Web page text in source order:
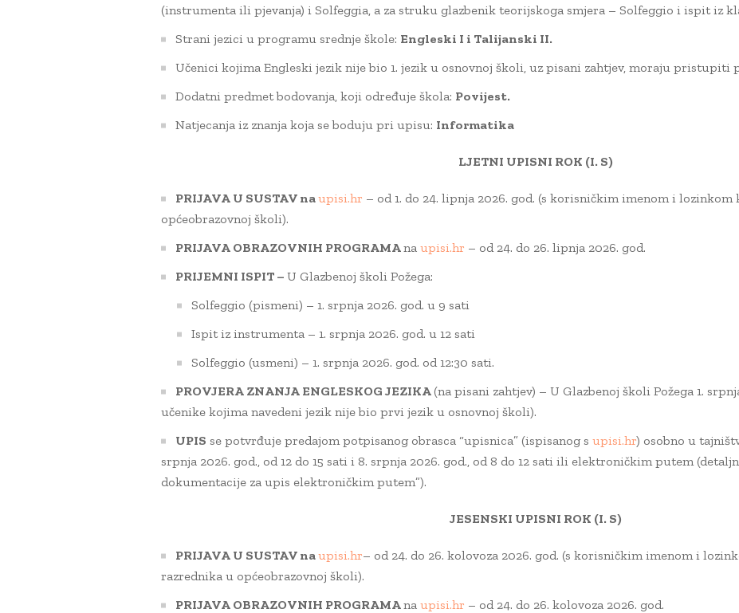
(instrumenta ili pjevanja) i Solfeggia, a za struku glazbenik teorijskoga smjera – Solfeggio i ispit iz
Strani jezici u programu srednje škole: Engleski I i Talijanski II.
Učenici kojima Engleski jezik nije bio 1. jezik u osnovnoj školi, uz pisani zahtjev, moraju pristupiti
Dodatni predmet bodovanja, koji određuje škola: Povijest.
Natjecanja iz znanja koja se boduju pri upisu: Informatika
LJETNI UPISNI ROK (I. S)
PRIJAVA U SUSTAV naupisi.hr – od 1. do 24. lipnja 2026. god. (s korisničkim imenom i
općeobrazovnoj školi).
PRIJAVA OBRAZOVNIH PROGRAMAna upisi.hr – od 24. do 26. lipnja 2026. god.
PRIJEMNI ISPIT – U Glazbenoj školi Požega:
Solfeggio (pismeni) – 1. srpnja 2026. god. u 9 sati
Ispit iz instrumenta – 1. srpnja 2026. god. u 12 sati
Solfeggio (usmeni) – 1. srpnja 2026. god. od 12:30 sati.
PROVJERA ZNANJA ENGLESKOG JEZIKA (na pisani zahtjev) – U Glazbenoj školi Požega 1.
učenike kojima navedeni jezik nije bio prvi jezik u osnovnoj školi).
UPIS se potvrđuje predajom potpisanog obrasca “upisnica” (ispisanog s upisi.hr) osobno u
srpnja 2026. god., od 12 do 15 sati i 8. srpnja 2026. god., od 8 do 12 sati ili elektroničkim putem
dokumentacije za upis elektroničkim putem”).
JESENSKI UPISNI ROK (I. S)
PRIJAVA U SUSTAV naupisi.hr– od 24. do 26. kolovoza 2026. god. (s korisničkim imenom i
razrednika u općeobrazovnoj školi).
PRIJAVA OBRAZOVNIH PROGRAMAna upisi.hr – od 24. do 26. kolovoza 2026. god.